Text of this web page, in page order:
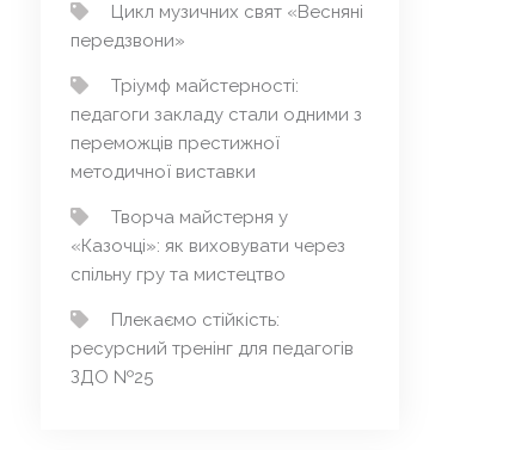
Цикл музичних свят «Весняні
передзвони»
Тріумф майстерності:
педагоги закладу стали одними з
переможців престижної
методичної виставки
Творча майстерня у
«Казочці»: як виховувати через
спільну гру та мистецтво
Плекаємо стійкість:
ресурсний тренінг для педагогів
ЗДО №25